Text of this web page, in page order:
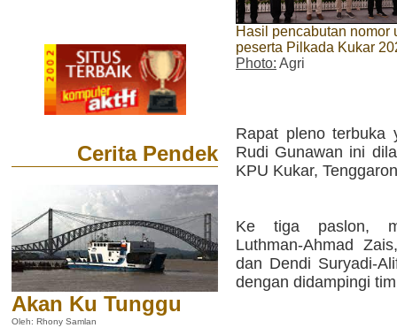
Cerita Pendek
Akan Ku Tunggu
Oleh: Rhony Samlan
Hasil pencabutan nomor
peserta Pilkada Kukar
Photo: Agri
Rapat pleno terbuka
Rudi Gunawan ini
KPU Kukar,
Ke tiga paslon,
Luthman-Ahmad
dan Dendi Suryadi-
dengan didampingi